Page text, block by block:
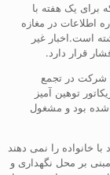
و پس از آنکه که برای یک هفته با
اطلاعات در مغازه
است.اخبار غیر
قرار دارد.
شرکت در تجمع
چاپ کاریکاتور توهین آمیز
شده بود و مشغول
خانواده را نمی دهند
بر محل نگهداری و